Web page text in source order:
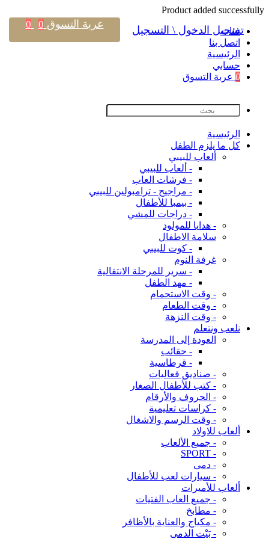
Product added successfully
فئات
اتصل بنا
اﻟﺮﺋﻴﺴﻴﺔ
حسابي
0 عربة التسوق
اﻟﺮﺋﻴﺴﻴﺔ
كل ما يلزم الطفل
ألعاب للبيبي
- ألعاب للبيبي
- فرشات العاب
- مراجيح - ترامبولين للبيبي
- بيمبا للأطفال
- دراجات للمشي
- هدايا للمولود
سلامة الاطفال
- كوت للبيبي
غرفة النوم
- سرير للمرحلة الانتقالية
- مهد الطفل
- وقت الاستحمام
- وقت الطعام
- وقت النزهة
نلعب ونتعلم
العودة إلى المدرسة
- حقائب
- قرطاسية
- صناديق فعاليات
- كتب للأطفال الصغار
- الحروف والأرقام
- كراسات تعليمية
- وقت الرسم والاشغال
ألعاب للاولاد
- جميع الألعاب
- SPORT
- دمى
- سيارات لعب للأطفال
ألعاب للأميرات
- جميع العاب الفتيات
- مطابخ
- مكياج والعناية بالأظافر
- بَيْت الدمى
تسجيل الدخول \ التسجيل عربة التسوق 0
0